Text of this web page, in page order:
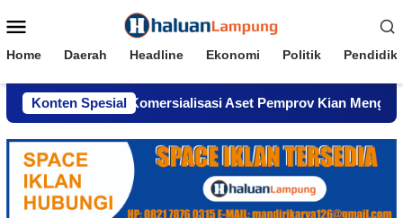
ke
Mobile
Home Daerah Headline Ekonomi Politik
Konten Spesial
Dugaan Komersialisasi Aset Pemprov Kian Menguat